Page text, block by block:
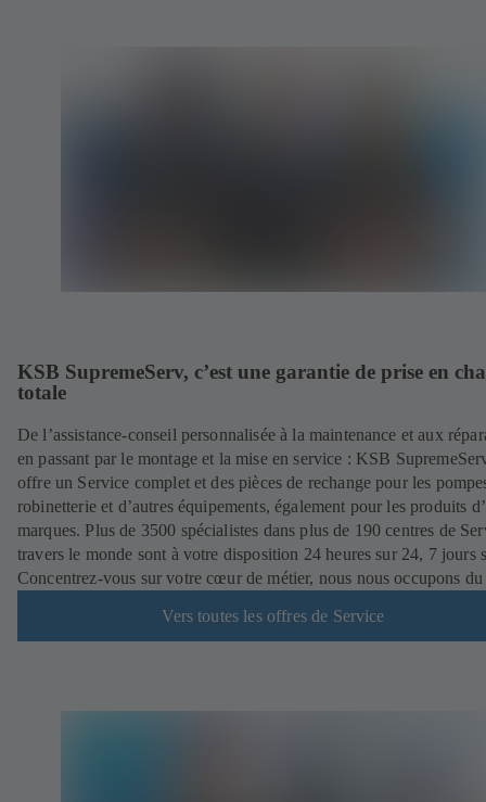
KSB SupremeServ, c’est une garantie de prise en
totale
De l’assistance-conseil personnalisée à la maintenance et aux
en passant par le montage et la mise en service : KSB
offre un Service complet et des pièces de rechange pour les
robinetterie et d’autres équipements, également pour les produits
marques. Plus de 3500 spécialistes dans plus de 190 centres de
travers le monde sont à votre disposition 24 heures sur 24, 7 jours
Concentrez-vous sur votre cœur de métier, nous nous occupons du
Vers toutes les offres de Service